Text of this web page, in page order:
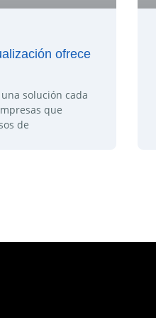
ofrece
solución cada
que
de